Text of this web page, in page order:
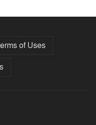
৮-১৫ ডিসেম্বরের মধ্যে
of Uses